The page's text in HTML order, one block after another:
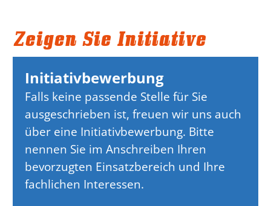
Zeigen Sie Initiative
Initiativbewerbung
Falls keine passende Stelle für Sie
ausgeschrieben ist, freuen wir uns auch
über eine Initiativbewerbung. Bitte
nennen Sie im Anschreiben Ihren
bevorzugten Einsatzbereich und Ihre
fachlichen Interessen.